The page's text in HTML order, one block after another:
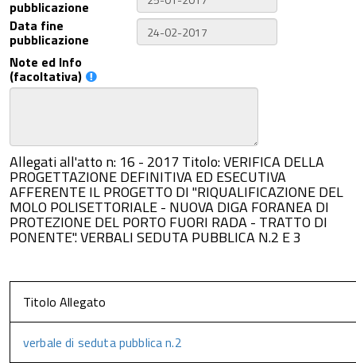
pubblicazione
Data fine
pubblicazione
Note ed Info
(facoltativa)
Allegati all'atto n: 16 - 2017 Titolo: VERIFICA DELLA
PROGETTAZIONE DEFINITIVA ED ESECUTIVA
AFFERENTE IL PROGETTO DI "RIQUALIFICAZIONE DEL
MOLO POLISETTORIALE - NUOVA DIGA FORANEA DI
PROTEZIONE DEL PORTO FUORI RADA - TRATTO DI
PONENTE". VERBALI SEDUTA PUBBLICA N.2 E 3
Titolo Allegato
verbale di seduta pubblica n.2